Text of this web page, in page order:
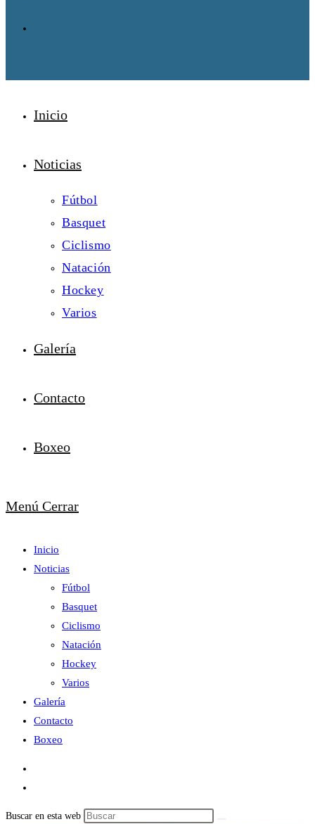
Inicio
Noticias
Fútbol
Basquet
Ciclismo
Natación
Hockey
Varios
Galería
Contacto
Boxeo
Menú Cerrar
Inicio
Noticias
Fútbol
Basquet
Ciclismo
Natación
Hockey
Varios
Galería
Contacto
Boxeo
Buscar en esta web